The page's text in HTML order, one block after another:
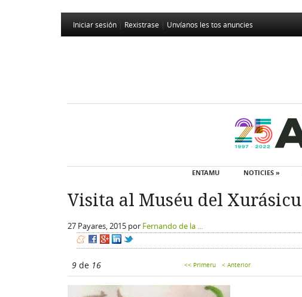
Iniciar sesión Rexistrase Unvíanos les tos anuncies
ENTAMU NOTICIES »
Visita al Muséu del Xurásicu
27 Payares, 2015 por Fernando de la ...
9 de 16 << Primeru < Anterior